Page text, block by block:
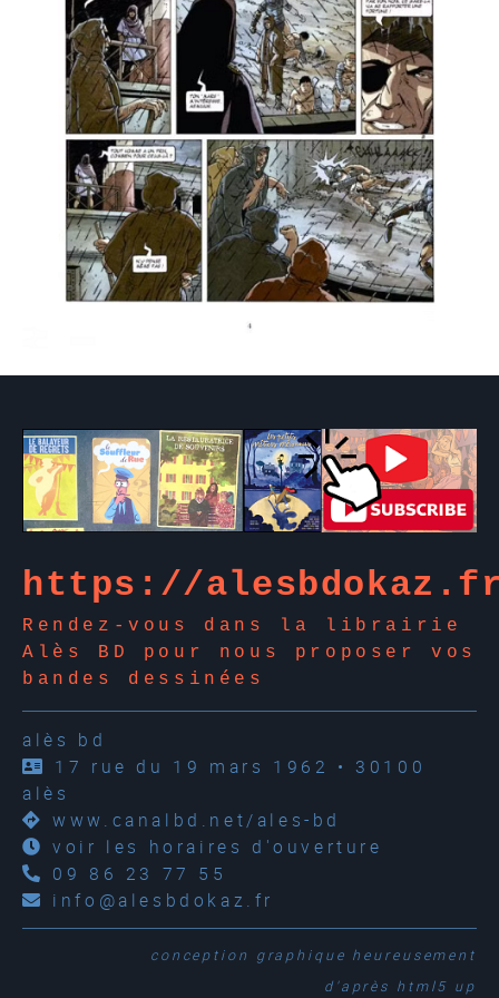
https://
Rendez-vous dans la librairie
Alès BD pour nous proposer vos
bandes dessinées
alès bd
17 rue du 19 mars 1962 • 30100
alès
www.canalbd.net/ales-bd
voir les horaires d'ouverture
09 86 23 77 55
info@alesbdokaz.fr
conception graphique heureusement
d'après html5 up